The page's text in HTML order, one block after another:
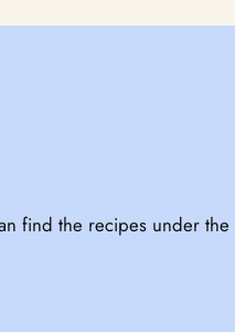
find the recipes under